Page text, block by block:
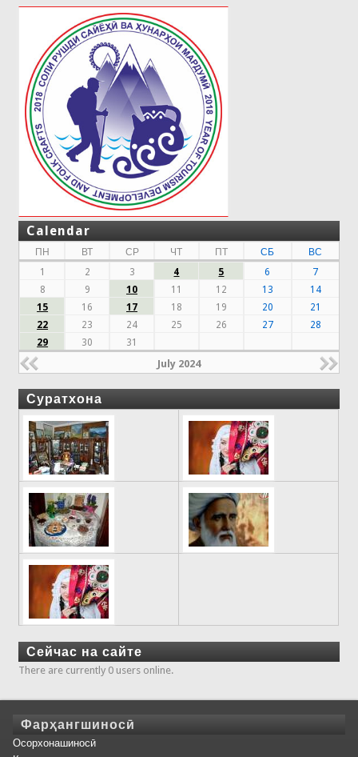
Calendar
ПН ВТ СР ЧТ ПТ СБ
ВС
1
2 3 4 5 6
7
8
9 10 11 12 13
14
15
16 17 18 19 20
21
22
23 24 25 26 27
28
29
30 31
July 2024
Суратхона
Сейчас на сайте
There are currently 0 users online.
Фарҳангшиносӣ
Осорхонашиносӣ